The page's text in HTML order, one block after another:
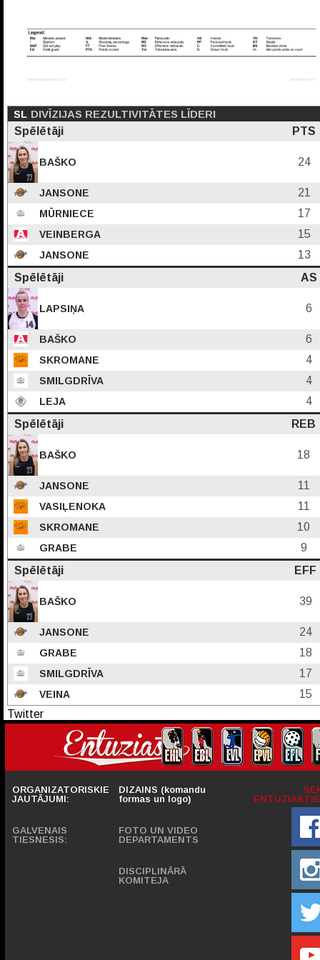
SL DIVĪZIJAS REZULTIVITĀTES LĪDERI
Spēlētāji
PTS
BAŠKO 24
JANSONE 21
MŪRNIECE 17
VEINBERGA 15
JANSONE
13
Spēlētāji
AS
LAPSIŅA 6
BAŠKO 6
SKROMANE 4
SMILGDRĪVA 4
LEJA
4
Spēlētāji
REB
BAŠKO 18
JANSONE 11
VASIĻENOKA 11
SKROMANE 10
GRABE
9
Spēlētāji
EFF
BAŠKO 39
JANSONE 24
GRABE 18
SMILGDRĪVA 17
VEINA
15
Twitter
ORGANIZATORISKIE
JAUTĀJUMI:
GALVENAIS
TIESNESIS:
DIZAINS (komandu
formas un logo)
FOTO UN VIDEO
DEPARTAMENTS
DISCIPLINĀRĀ
KOMITEJA